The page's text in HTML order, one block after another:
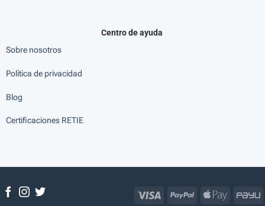
Centro de ayuda
Sobre nosotros
Política de privacidad
Blog
Certificaciones RETIE
Visa PayPal
Apple